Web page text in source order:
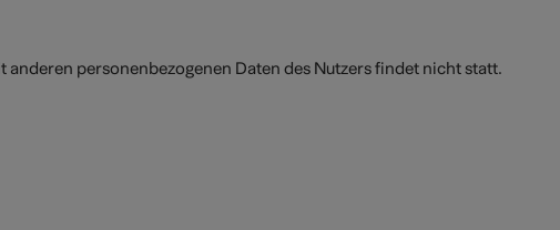
personenbezogenen Daten des Nutzers findet nicht statt.